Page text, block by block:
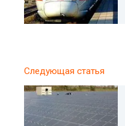
Следующая статья